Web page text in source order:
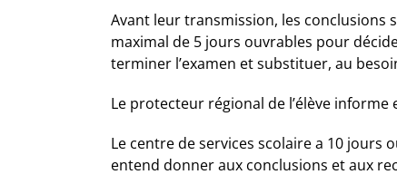
Avant leur transmission, les conclusions
maximal de 5 jours ouvrables pour
terminer l’examen et substituer, au
Le protecteur régional de l’élève
Le centre de services scolaire a 10 jours
entend donner aux conclusions et aux